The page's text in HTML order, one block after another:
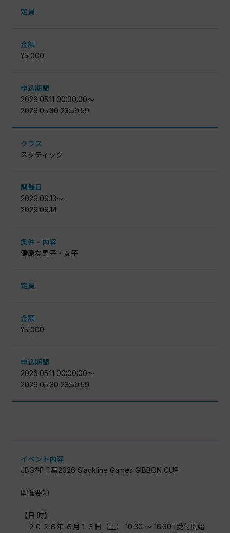
定員
金額
¥5,000
申込期間
2026.05.11 00:00:00〜
2026.05.30 23:59:59
クラス
スタティック
開催日
2026.06.13〜
2026.06.14
条件・内容
健康な男子・女子
定員
金額
¥5,000
申込期間
2026.05.11 00:00:00〜
2026.05.30 23:59:59
イベント内容
JBG®F千葉2026 Slackline Games GIBBON CUP
開催要項
【日 時】
２０２６年 ６月１３日（土） 10:30 ～ 16:30 [受付開始